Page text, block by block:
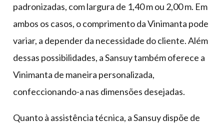
padronizadas, com largura de 1,40 m ou 2,00 m. Em
ambos os casos, o comprimento da Vinimanta pode
variar, a depender da necessidade do cliente. Além
dessas possibilidades, a Sansuy também oferece a
Vinimanta de maneira personalizada,
confeccionando-a nas dimensões desejadas.
Quanto à assistência técnica, a Sansuy dispõe de